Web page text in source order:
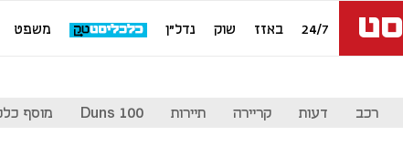
24/7 באזז שוק נדל"ן משפט
רכב דעות קריירה תיירות Duns 100 מוסף